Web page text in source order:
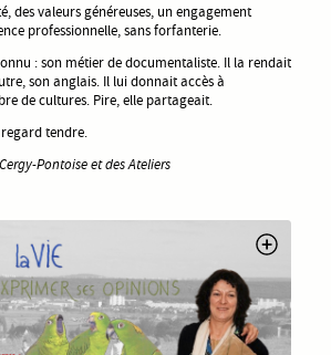
des valeurs généreuses, un engagement
professionnelle, sans forfanterie.
: son métier de documentaliste. Il la rendait
son anglais. Il lui donnait accès à
de cultures. Pire, elle partageait.
tendre.
Pontoise et des Ateliers